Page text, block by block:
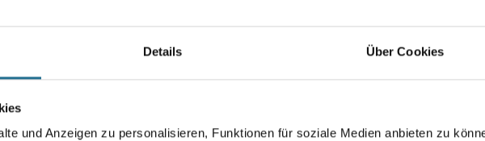
Details Über Cookies
und Anzeigen zu personalisieren, Funktionen für soziale Medien anbieten zu